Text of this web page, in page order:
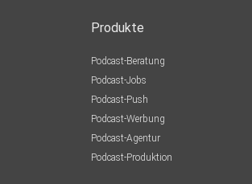
Produkte
Podcast-Beratung
Podcast-Jobs
Podcast-Push
Podcast-Werbung
Podcast-Agentur
Podcast-Produktion